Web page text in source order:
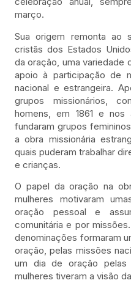
março.
Sua origem remonta ao
cristãs dos Estados
da oração, uma variedade
apoio à participação de
nacional e estrangeira.
grupos missionários,
homens, em 1861 e nos
fundaram grupos
a obra missionária
quais puderam trabalhar
e crianças.
O papel da oração na
mulheres motivaram
oração pessoal e
comunitária e por
denominações formaram
oração, pelas missões
um dia de oração pelas
mulheres tiveram a visão